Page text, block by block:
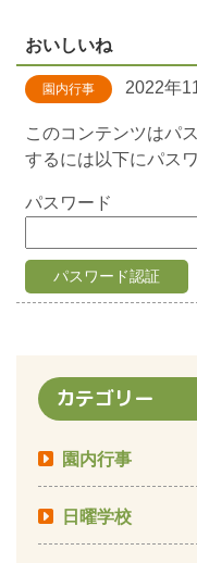
おいしいね
園内行事 2022年
このコンテンツはパ
するには以下にパス
パスワード
カテゴリー
園内行事
日曜学校